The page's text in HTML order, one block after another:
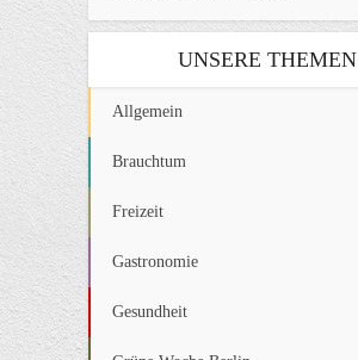
UNSERE THEMEN
Allgemein
Brauchtum
Freizeit
Gastronomie
Gesundheit